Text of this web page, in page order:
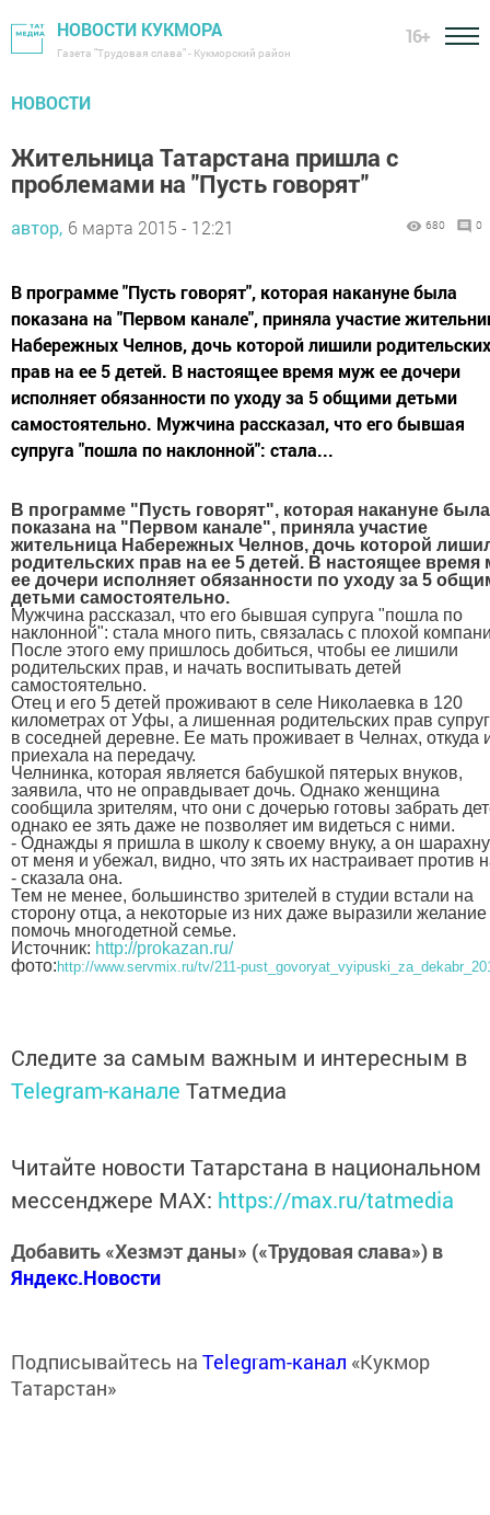
НОВОСТИ КУКМОРА
Газета "Трудовая слава" - Кукморский район
16+
НОВОСТИ
Жительница Татарстана пришла с
проблемами на "Пусть говорят"
автор, 6 марта 2015 - 12:21 680 0
В программе "Пусть говорят", которая накануне была
показана на "Первом канале", приняла участие
Набережных Челнов, дочь которой лишили родительских
прав на ее 5 детей. В настоящее время муж ее дочери
исполняет обязанности по уходу за 5 общими детьми
самостоятельно. Мужчина рассказал, что его бывшая
супруга "пошла по наклонной": стала...
В программе "Пусть говорят", которая накануне была
показана на "Первом канале", приняла участие
жительница Набережных Челнов, дочь которой
родительских прав на ее 5 детей. В настоящее время
ее дочери исполняет обязанности по уходу за 5
детьми самостоятельно.
Мужчина рассказал, что его бывшая супруга "пошла по
наклонной": стала много пить, связалась с плохой
После этого ему пришлось добиться, чтобы ее лишили
родительских прав, и начать воспитывать детей
самостоятельно.
Отец и его 5 детей проживают в селе Николаевка в 120
километрах от Уфы, а лишенная родительских прав
в соседней деревне. Ее мать проживает в Челнах, откуда
приехала на передачу.
Челнинка, которая является бабушкой пятерых внуков,
заявила, что не оправдывает дочь. Однако женщина
сообщила зрителям, что они с дочерью готовы забрать
однако ее зять даже не позволяет им видеться с ними.
- Однажды я пришла в школу к своему внуку, а он
от меня и убежал, видно, что зять их настраивает против
- сказала она.
Тем не менее, большинство зрителей в студии встали на
сторону отца, а некоторые из них даже выразили желание
помочь многодетной семье.
Источник: http://prokazan.ru/
фото: http://www.servmix.ru/tv/211-
Следите за самым важным и интересным в
Telegram-канале Татмедиа
Читайте новости Татарстана в национальном
мессенджере MАХ: https://max.ru/tatmedia
Добавить «Хезмэт даны» («Трудовая слава») в
Яндекс.Новости
Подписывайтесь на Telegram-канал «Кукмор
Татарстан»